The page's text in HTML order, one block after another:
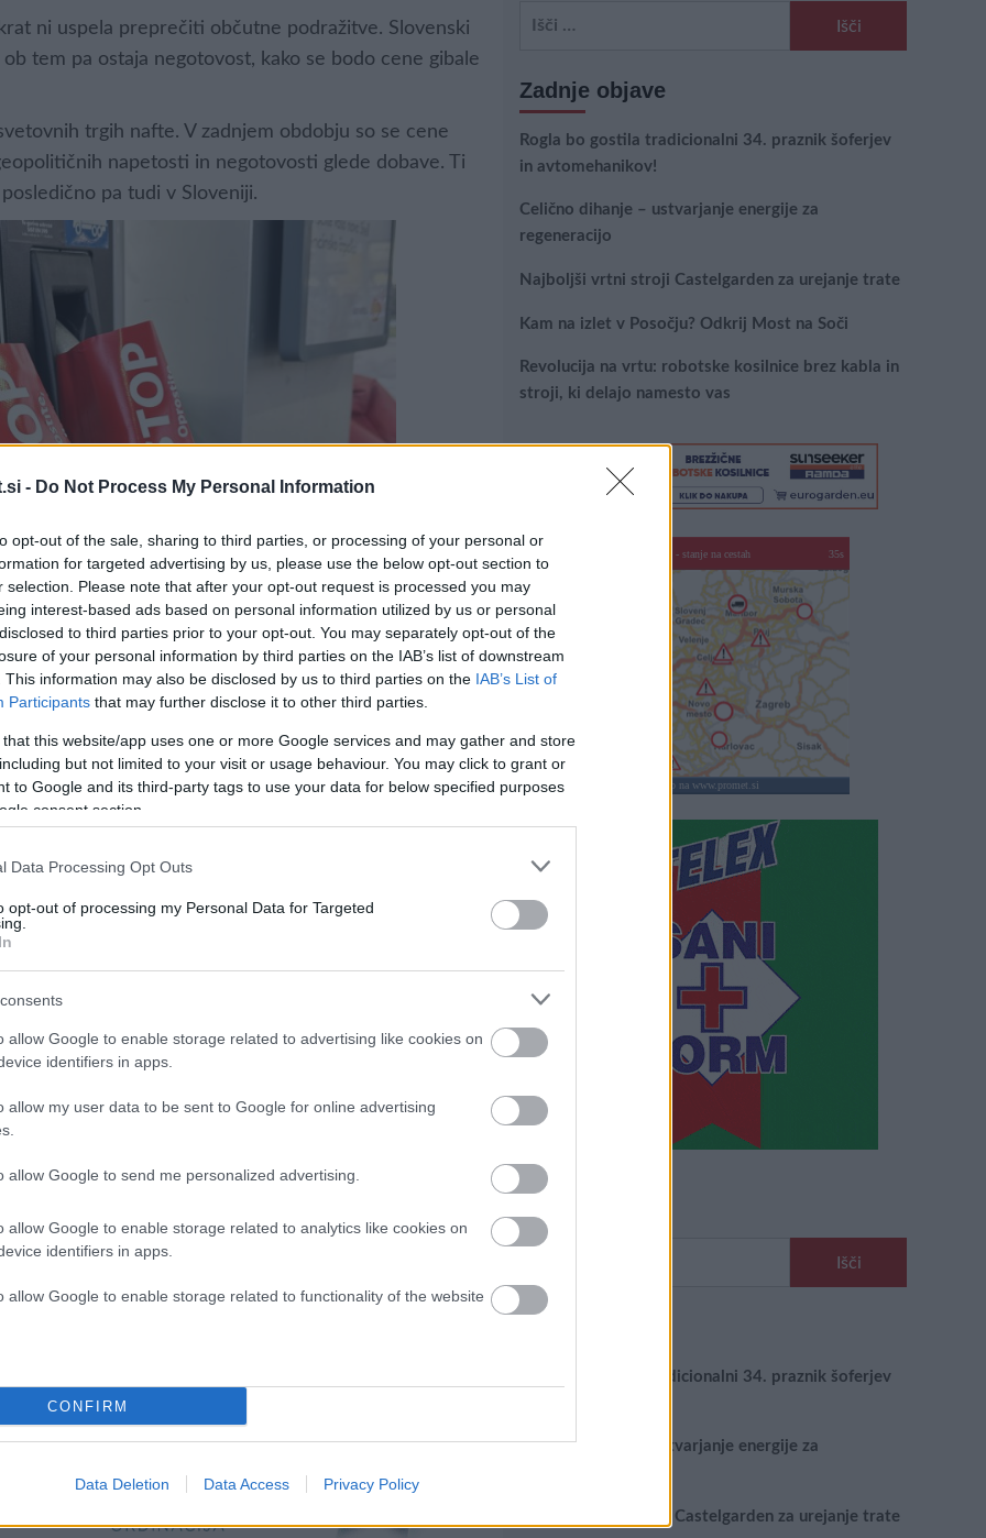
- Do Not Process My Personal Information
opt-out of the sale, sharing to third parties, or processing of your personal or
for targeted advertising by us, please use the below opt-out section to
selection. Please note that after your opt-out request is processed you may
interest-based ads based on personal information utilized by us or personal
to third parties prior to your opt-out. You may separately opt-out of the
of your personal information by third parties on the IAB’s list of downstream
This information may also be disclosed by us to third parties on the IAB’s List of
Participants that may further disclose it to other third parties.
that this website/app uses one or more Google services and may gather and store
but not limited to your visit or usage behaviour. You may click to grant or
to Google and its third-party tags to use your data for below specified purposes
consent section.
Data Processing Opt Outs
opt-out of processing my Personal Data for Targeted
allow Google to enable storage related to advertising like cookies on
identifiers in apps.
allow my user data to be sent to Google for online advertising
allow Google to send me personalized advertising.
allow Google to enable storage related to analytics like cookies on
identifiers in apps.
allow Google to enable storage related to functionality of the website
CONFIRM
Data Deletion Data Access Privacy Policy
ni uspela preprečiti občutne podražitve. Slovenski
tem pa ostaja negotovost, kako se bodo cene gibale
trgih nafte. V zadnjem obdobju so se cene
napetosti in negotovosti glede dobave. Ti
pa tudi v Sloveniji.
VideoSvet.si
dneh
obisk bencinskih servisov, ponekod celo gnečo.
goriva, vendar pristojni zagotavljajo, da goriva
povpraševanje.
med cenami na avtocestah in drugod po državi. Na
praviloma višje kot na ostalih bencinskih črpalkah.
gibale v prihodnje. Če se bodo razmere na
nadaljnje podražitve. Za zdaj pa velja, da bodo
doslej.
Zadnje objave
Rogla bo gostila tradicionalni 34. praznik šoferjev
in avtomehanikov!
Celično dihanje – ustvarjanje energije za
regeneracijo
Najboljši vrtni stroji Castelgarden za urejanje trate
Kam na izlet v Posočju? Odkrij Most na Soči
Revolucija na vrtu: robotske kosilnice brez kabla in
stroji, ki delajo namesto vas
SLO - stanje na cestah 35s
klikni za vstop na www.promet.si
Išči
Išči:
Rogla bo gostila tradicionalni 34. praznik šoferjev
Celično dihanje – ustvarjanje energije za
Najboljši vrtni stroji Castelgarden za urejanje trate